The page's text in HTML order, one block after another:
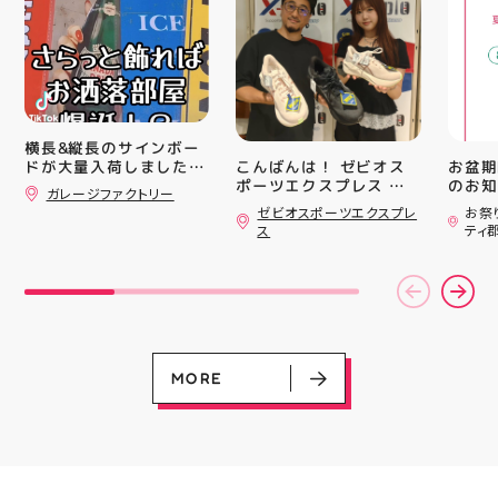
横長&縦長のサインボー
ドが大量入荷しました！
さらっと飾ればあっとい
う間にお洒落空間爆誕️‍️‍️‍
ージファクトリー”へ遊
ガレージファクトリー
こんばんは！ ゼビオス
ポーツエクスプレス ア
ティ郡山です🦭 ・ ★本
日のラジオ★は アシッ
クスからランニングシュ
6」の紹介でした ・ 特
徴としては ☆軽量かつ
搭載し、推進力を向上さ
せました！
☆ASICSGRIPを前足部に
追加し、グリップ力を向
ゼビオスポーツエクスプレ
ス
です
りの
ので
キャ
#歯の
お盆
のお知らせ
用い
ざい
(水)
いたしま
22:00
お祭
ティ
MORE